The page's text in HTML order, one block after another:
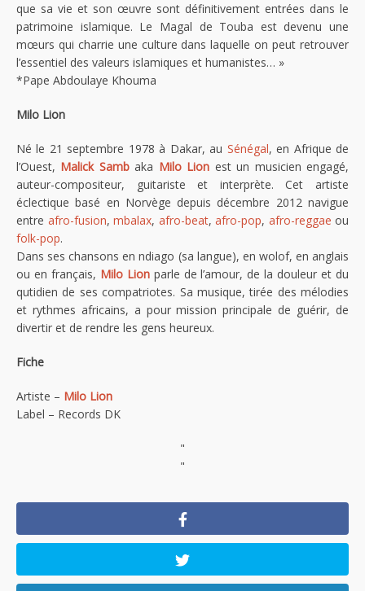
que sa vie et son œuvre sont définitivement entrées dans le
patrimoine islamique. Le Magal de Touba est devenu une
mœurs qui charrie une culture dans laquelle on peut retrouver
l’essentiel des valeurs islamiques et humanistes… »
*Pape Abdoulaye Khouma
Milo Lion
Né le 21 septembre 1978 à Dakar, au Sénégal, en Afrique de
l’Ouest, Malick Sambaka Milo Lion est un musicien engagé,
auteur-compositeur, guitariste et interprète. Cet artiste
éclectique basé en Norvège depuis décembre 2012 navigue
entre afro-fusion, mbalax, afro-beat, afro-pop, afro-reggae ou
folk-pop.
Dans ses chansons en ndiago (sa langue), en wolof, en anglais
ou en français, Milo Lionparle de l’amour, de la douleur et du
qutidien de ses compatriotes. Sa musique, tirée des mélodies
et rythmes africains, a pour mission principale de guérir, de
divertir et de rendre les gens heureux.
Fiche
Artiste – Milo Lion
Label – Records DK
"
"